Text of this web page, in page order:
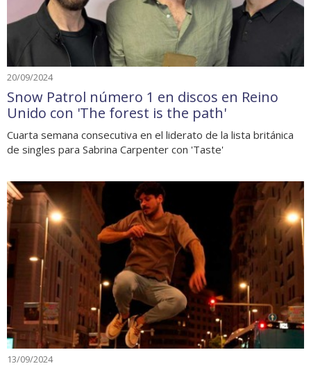
20/09/2024
Snow Patrol número 1 en discos en Reino
Unido con 'The forest is the path'
Cuarta semana consecutiva en el liderato de la lista británica
de singles para Sabrina Carpenter con 'Taste'
13/09/2024